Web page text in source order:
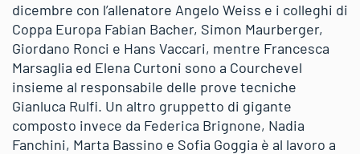
dicembre con l’allenatore Angelo Weiss e i colleghi di
Coppa Europa Fabian Bacher, Simon Maurberger,
Giordano Ronci e Hans Vaccari, mentre Francesca
Marsaglia ed Elena Curtoni sono a Courchevel
insieme al responsabile delle prove tecniche
Gianluca Rulfi. Un altro gruppetto di gigante
composto invece da Federica Brignone, Nadia
Fanchini, Marta Bassino e Sofia Goggia è al lavoro a